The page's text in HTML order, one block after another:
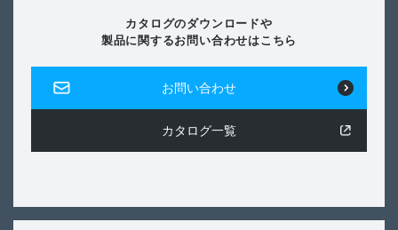
カタログのダウンロードや
製品に関するお問い合わせはこちら
お問い合わせ
カタログ一覧